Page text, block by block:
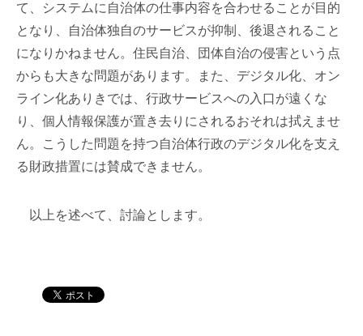
て、システムに自治体の仕事内容を合わせることが目的
となり、自治体独自のサービスが抑制、後退されること
になりかねません。住民自治、団体自治の侵害という点
からも大きな問題があります。また、デジタル化、オン
ライン化ありきでは、行政サービスへの入口が遠くな
り、個人情報保護が置き去りにされるおそれは拭えませ
ん。こうした問題を持つ自治体行政のデジタル化を支え
る財政措置には賛成できません。
以上を述べて、討論とします。